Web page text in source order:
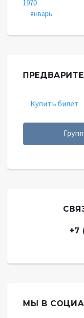
1970
январь
Купить билет
+7
МЫ В